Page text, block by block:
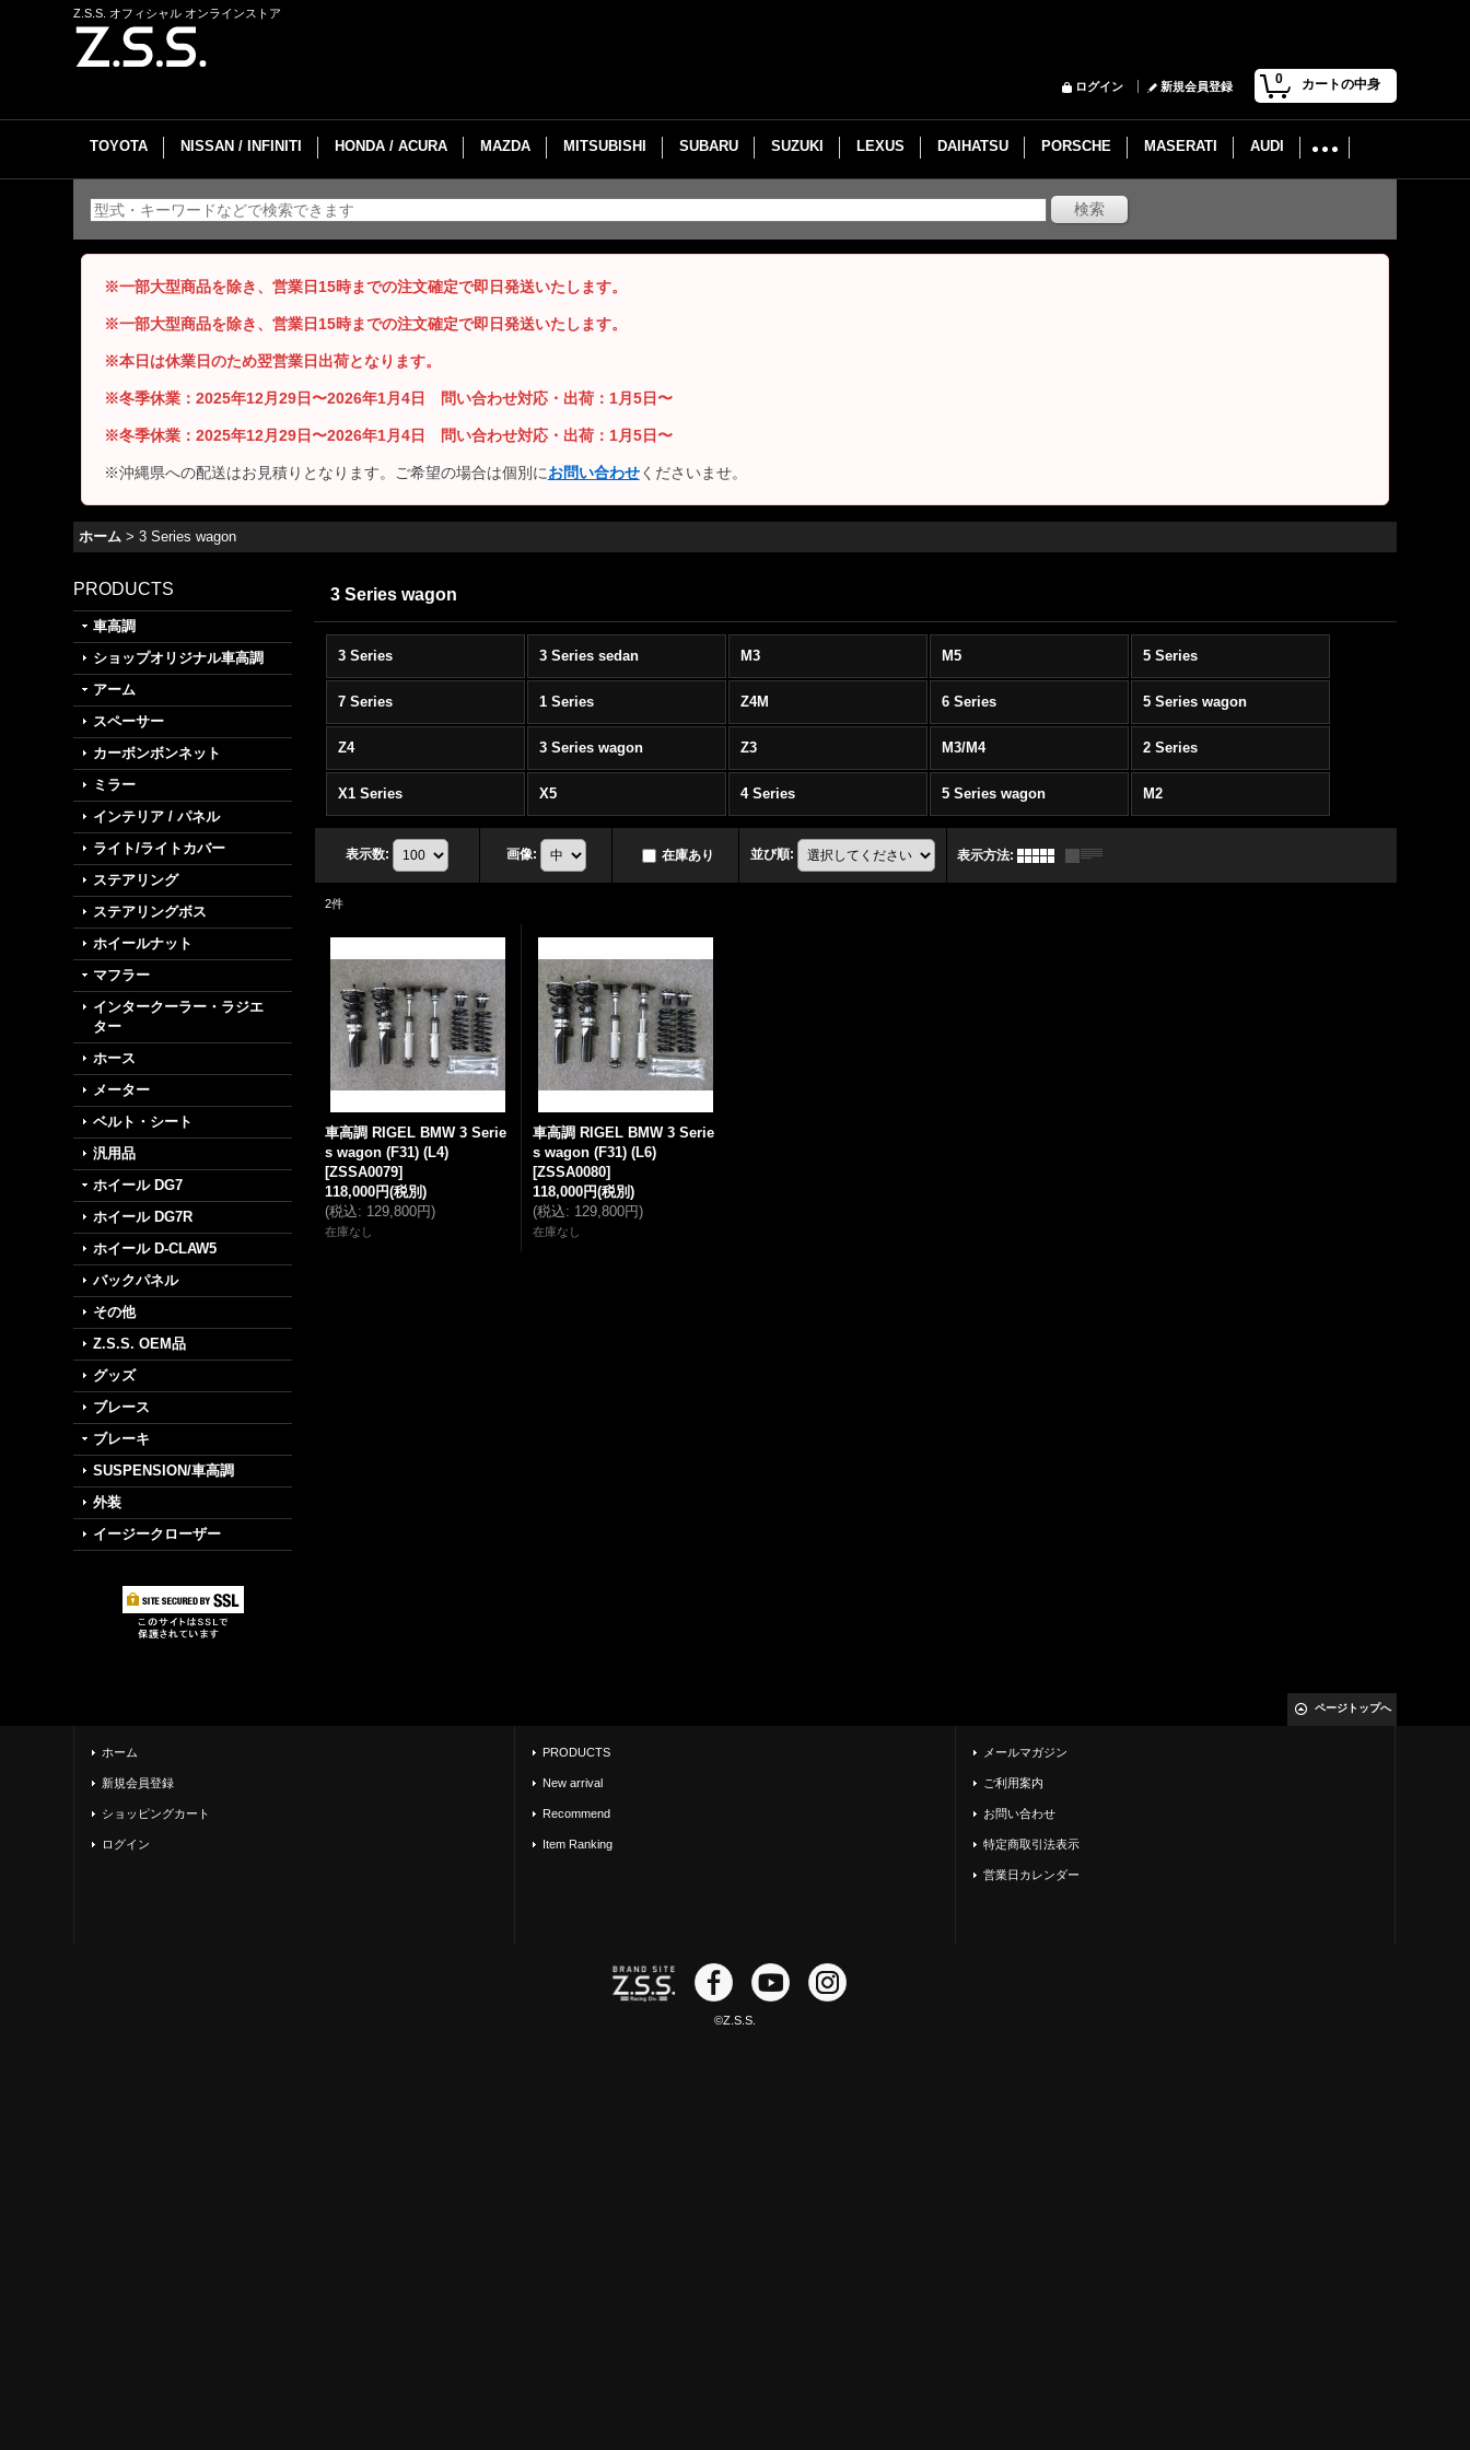
Z.S.S. オフィシャル オンラインストア
0 カートの中身
ログイン 新規会員登録
TOYOTA NISSAN / INFINITI HONDA / ACURA MAZDA MITSUBISHI SUBARU SUZUKI LEXUS DAIHATSU PORSCHE MASERATI AUDI
※一部大型商品を除き、営業日15時までの注文確定で即日発送いたします。
※一部大型商品を除き、営業日15時までの注文確定で即日発送いたします。
※本日は休業日のため翌営業日出荷となります。
※冬季休業：2025年12月29日〜2026年1月4日 問い合わせ対応・出荷：1月5日〜
※冬季休業：2025年12月29日〜2026年1月4日 問い合わせ対応・出荷：1月5日〜
※沖縄県への配送はお見積りとなります。ご希望の場合は個別にお問い合わせくださいませ。
ホーム > 3 Series wagon
PRODUCTS
車高調
ショップオリジナル車高調
アーム
スペーサー
カーボンボンネット
ミラー
インテリア / パネル
ライト/ライトカバー
ステアリング
ステアリングボス
ホイールナット
マフラー
インタークーラー・ラジエ
ター
ホース
メーター
ベルト・シート
汎用品
ホイール DG7
ホイール DG7R
ホイール D-CLAW5
バックパネル
その他
Z.S.S. OEM品
グッズ
ブレース
ブレーキ
SUSPENSION/車高調
外装
イージークローザー
3 Series wagon
3 Series 3 Series sedan M3 M5 5 Series
7 Series 1 Series Z4M 6 Series 5 Series wagon
Z4 3 Series wagon Z3 M3/M4 2 Series
X1 Series X5 4 Series 5 Series wagon M2
表示数: 画像: 在庫あり 並び順: 表示方法:
2件
車高調 RIGEL BMW 3 Serie
s wagon (F31) (L4)
[ZSSA0079]
118,000円(税別)
(税込: 129,800円)
在庫なし
車高調 RIGEL BMW 3 Serie
s wagon (F31) (L6)
[ZSSA0080]
118,000円(税別)
(税込: 129,800円)
在庫なし
ページトップへ
ホーム
新規会員登録
ショッピングカート
ログイン
PRODUCTS
New arrival
Recommend
Item Ranking
メールマガジン
ご利用案内
お問い合わせ
特定商取引法表示
営業日カレンダー
©Z.S.S.